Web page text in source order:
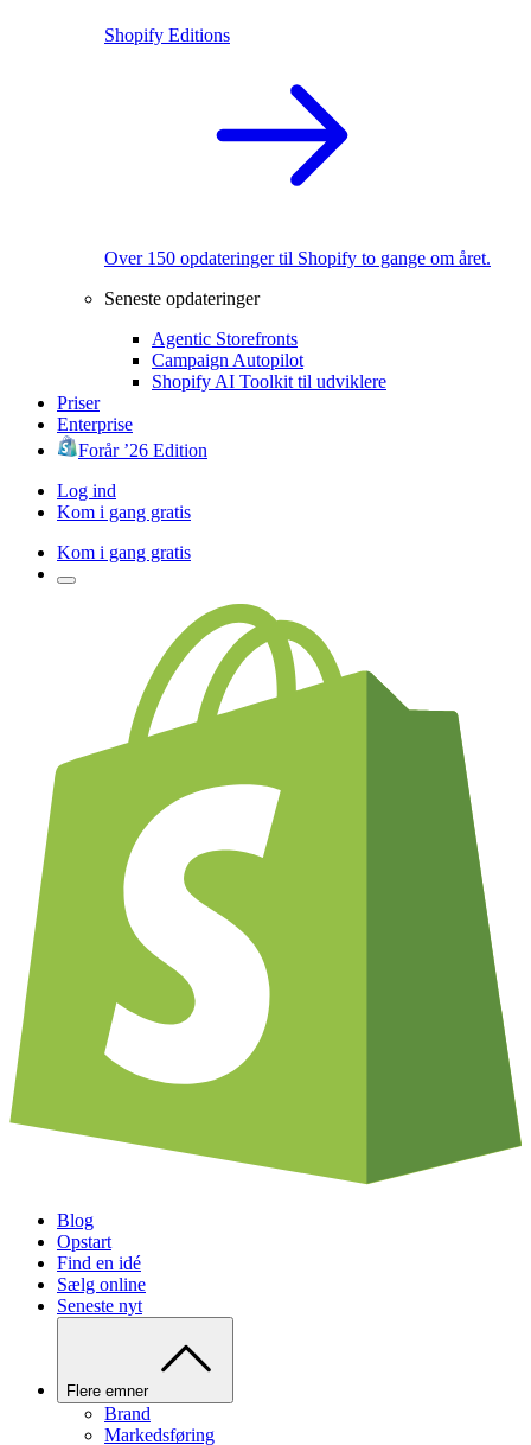
Shopify Editions
Over 150 opdateringer til Shopify to gange om året.
Seneste opdateringer
Agentic Storefronts
Campaign Autopilot
Shopify AI Toolkit til udviklere
Priser
Enterprise
Forår ’26 Edition
Log ind
Kom i gang gratis
Kom i gang gratis
Blog
Opstart
Find en idé
Sælg online
Seneste nyt
Flere emner
Brand
Markedsføring